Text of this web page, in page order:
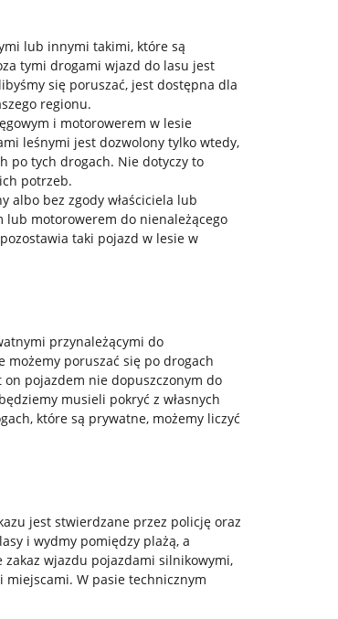
lub innymi takimi, które są
tymi drogami wjazd do lasu jest
się poruszać, jest dostępna dla
regionu.
i motorowerem w lesie
leśnymi jest dozwolony tylko wtedy,
po tych drogach. Nie dotyczy to
potrzeb.
albo bez zgody właściciela lub
lub motorowerem do nienależącego
taki pojazd w lesie w
przynależącymi do
możemy poruszać się po drogach
pojazdem nie dopuszczonym do
musieli pokryć z własnych
które są prywatne, możemy liczyć
jest stwierdzane przez policję oraz
i wydmy pomiędzy plażą, a
zakaz wjazdu pojazdami silnikowymi,
miejscami. W pasie technicznym